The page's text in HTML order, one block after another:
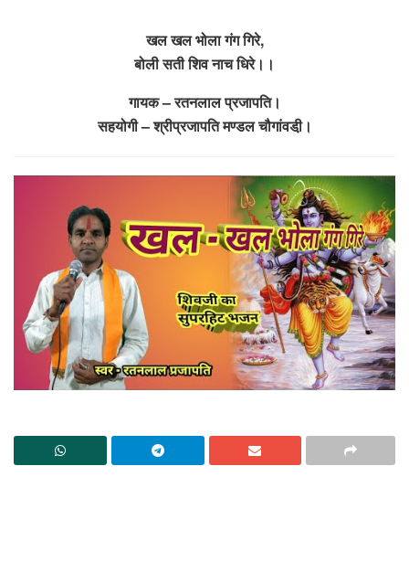
खल खल भोला गंग गिरे,
बोली सती शिव नाच धिरे।।
गायक – रतनलाल प्रजापति।
सहयोगी – श्रीप्रजापति मण्डल चौगांवडी़।